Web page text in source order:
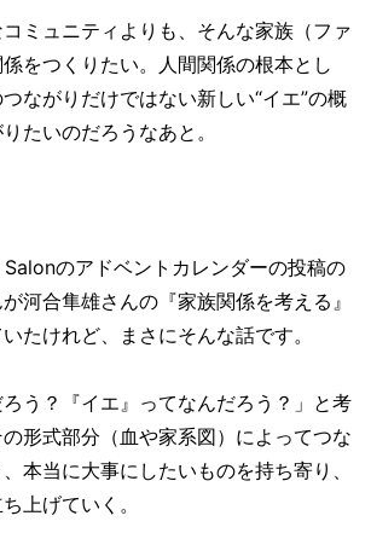
ミュニティよりも、そんな家族（ファ
をつくりたい。人間関係の根本とし
ながりだけではない新しい“イエ”の概
たいのだろうなあと。
のアドベントカレンダーの投稿の
河合隼雄さんの『家族関係を考える』
たけれど、まさにそんな話です。
ろう？『イエ』ってなんだろう？」と考
形式部分（血や家系図）によってつな
本当に大事にしたいものを持ち寄り、
上げていく。